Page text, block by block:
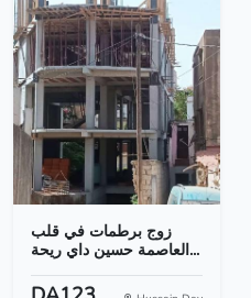
زوج برطمات في قلب
العاصمة حسين داي ريحة...